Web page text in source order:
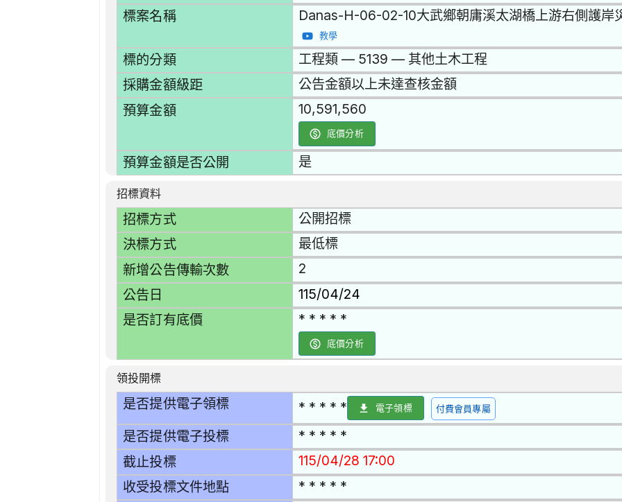
標案名稱 Danas-H-06-02-10大武鄉朝庸溪太湖橋上游右側護岸
教學
標的分類 工程類 — 5139 — 其他土木工程
採購金額級距 公告金額以上未達查核金額
預算金額 10,591,560
底價分析
預算金額是否公開 是
招標資料
招標方式 公開招標
決標方式 最低標
新增公告傳輸次數 2
公告日 115/04/24
是否訂有底價 * * * * *
底價分析
領投開標
是否提供電子領標 * * * * * 電子領標 付費會員專屬
是否提供電子投標 * * * * *
截止投標 115/04/28 17:00
收受投標文件地點 * * * * *